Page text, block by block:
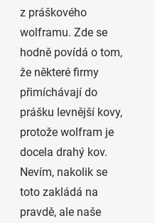
z práškového
wolframu. Zde se
hodně povídá o tom,
že některé firmy
přimíchávají do
prášku levnější kovy,
protože wolfram je
docela drahý kov.
Nevím, nakolik se
toto zakládá na
pravdě, ale naše